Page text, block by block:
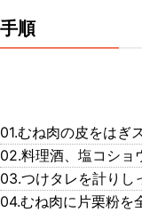
手順
01.むね肉の皮をはぎ
02.料理酒、塩コショ
03.つけタレを計りし
04.むね肉に片栗粉を